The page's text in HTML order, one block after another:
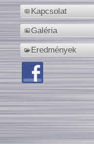
Kapcsolat
Galéria
Eredmények